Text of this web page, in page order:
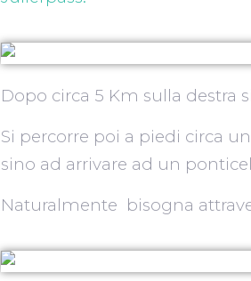
Dopo circa 5 Km sulla destra
Si percorre poi a piedi circa
sino ad arrivare ad un
Naturalmente bisogna